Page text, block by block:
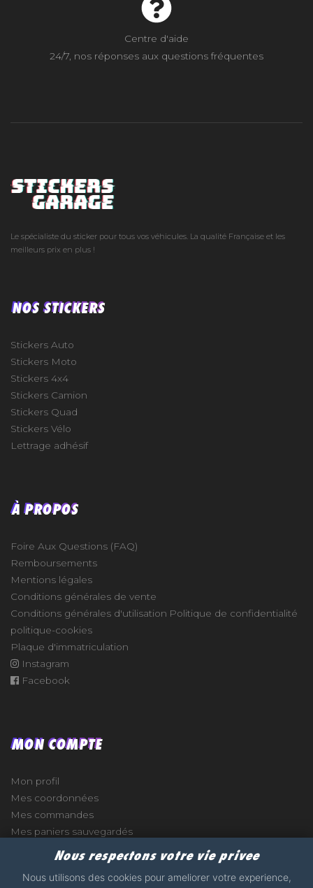
Centre d'aide
24/7, nos réponses aux questions fréquentes
Le spécialiste du sticker pour tous vos véhicules. La qualité Française et les
meilleurs prix en plus !
NOS STICKERS
Stickers Auto
Stickers Moto
Stickers 4x4
Stickers Camion
Stickers Quad
Stickers Vélo
Lettrage adhésif
À PROPOS
Foire Aux Questions (FAQ)
Remboursements
Mentions légales
Conditions générales de vente
Conditions générales d'utilisation Politique de confidentialité
politique-cookies
Plaque d'immatriculation
Instagram
Facebook
MON COMPTE
Mon profil
Mes coordonnées
Mes commandes
Mes paniers sauvegardés
Nous respectons votre vie privee
Nous utilisons des cookies pour ameliorer votre experience,